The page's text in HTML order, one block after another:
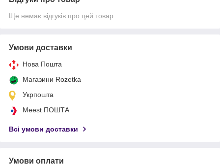
Ще немає відгуків про цей товар
Умови доставки
Нова Пошта
Магазини Rozetka
Укрпошта
Meest ПОШТА
Всі умови доставки
Умови оплати